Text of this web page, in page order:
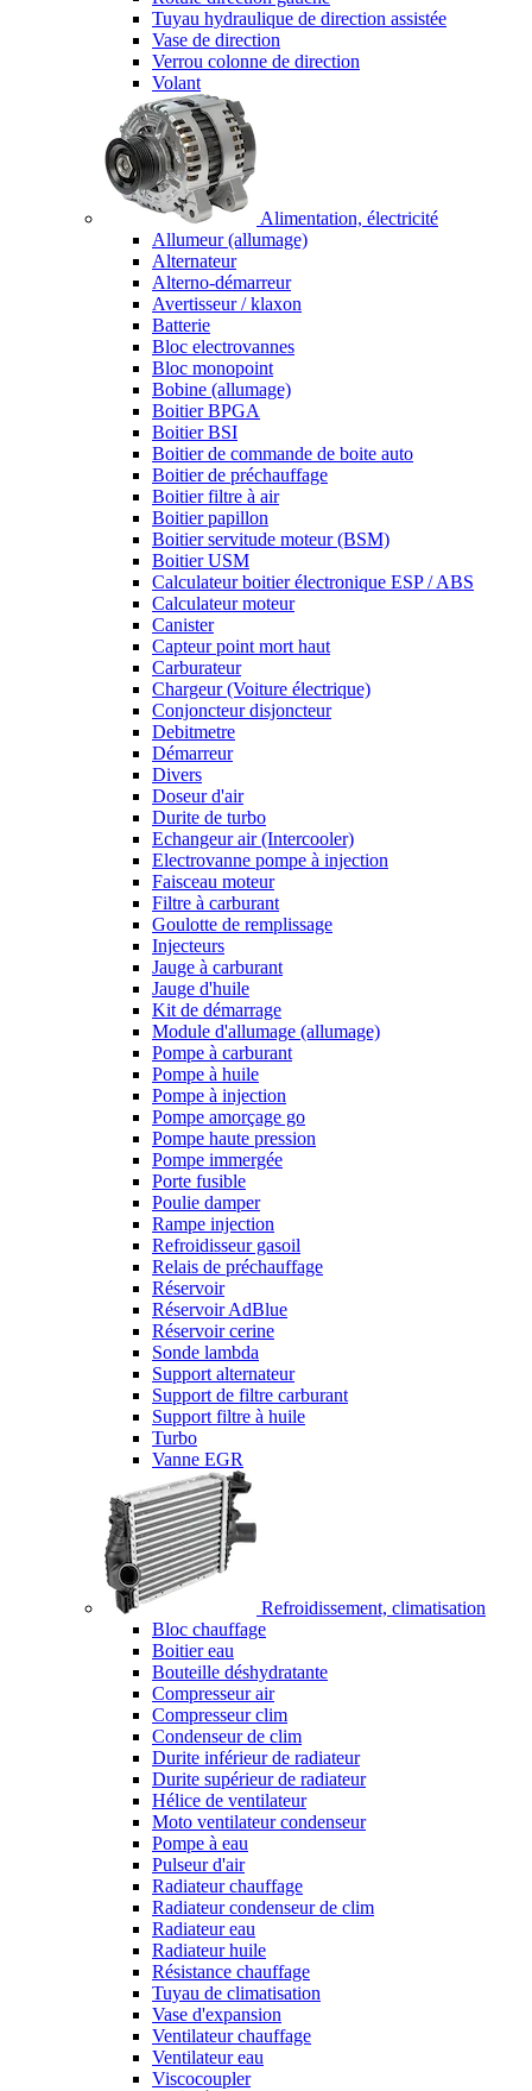
Tuyau hydraulique de direction assistée
Vase de direction
Verrou colonne de direction
Volant
Alimentation, électricité
Allumeur (allumage)
Alternateur
Alterno-démarreur
Avertisseur / klaxon
Batterie
Bloc electrovannes
Bloc monopoint
Bobine (allumage)
Boitier BPGA
Boitier BSI
Boitier de commande de boite auto
Boitier de préchauffage
Boitier filtre à air
Boitier papillon
Boitier servitude moteur (BSM)
Boitier USM
Calculateur boitier électronique ESP / ABS
Calculateur moteur
Canister
Capteur point mort haut
Carburateur
Chargeur (Voiture électrique)
Conjoncteur disjoncteur
Debitmetre
Démarreur
Divers
Doseur d'air
Durite de turbo
Echangeur air (Intercooler)
Electrovanne pompe à injection
Faisceau moteur
Filtre à carburant
Goulotte de remplissage
Injecteurs
Jauge à carburant
Jauge d'huile
Kit de démarrage
Module d'allumage (allumage)
Pompe à carburant
Pompe à huile
Pompe à injection
Pompe amorçage go
Pompe haute pression
Pompe immergée
Porte fusible
Poulie damper
Rampe injection
Refroidisseur gasoil
Relais de préchauffage
Réservoir
Réservoir AdBlue
Réservoir cerine
Sonde lambda
Support alternateur
Support de filtre carburant
Support filtre à huile
Turbo
Vanne EGR
Refroidissement, climatisation
Bloc chauffage
Boitier eau
Bouteille déshydratante
Compresseur air
Compresseur clim
Condenseur de clim
Durite inférieur de radiateur
Durite supérieur de radiateur
Hélice de ventilateur
Moto ventilateur condenseur
Pompe à eau
Pulseur d'air
Radiateur chauffage
Radiateur condenseur de clim
Radiateur eau
Radiateur huile
Résistance chauffage
Tuyau de climatisation
Vase d'expansion
Ventilateur chauffage
Ventilateur eau
Viscocoupler